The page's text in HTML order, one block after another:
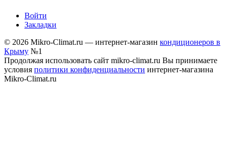
Войти
Закладки
© 2026 Mikro-Climat.ru — интернет-магазин кондиционеров в
Крыму №1
Продолжая использовать сайт mikro-climat.ru Вы принимаете
условия политики конфиденциальности интернет-магазина
Mikro-Climat.ru